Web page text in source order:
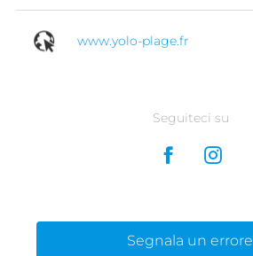
www.yolo-plage.fr
Seguiteci su
Segnala un errore